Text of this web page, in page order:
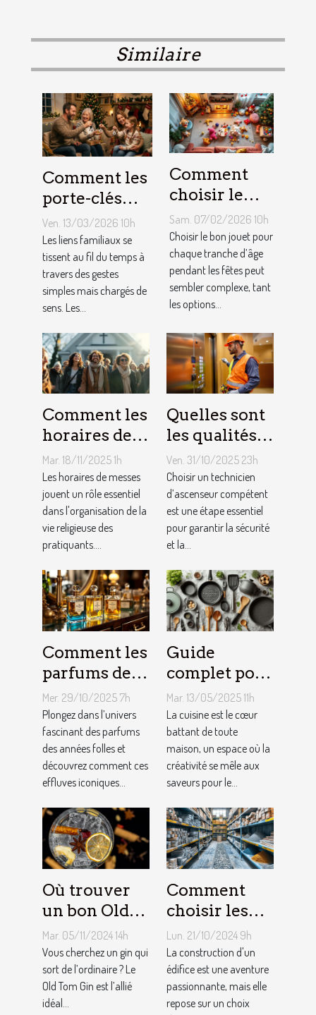
Similaire
Comment les
porte-clés
personnalisés
peuvent
renforcer les
liens
familiaux ?
Ven. 13/03/2026 10h
Les liens familiaux se
tissent au fil du temps à
travers des gestes
simples mais chargés de
sens. Les...
Comment
choisir le
jouet idéal
pour chaque
âge lors des
fêtes ?
Sam. 07/02/2026 10h
Choisir le bon jouet pour
chaque tranche d’âge
pendant les fêtes peut
sembler complexe, tant
les options...
Comment les
horaires de
messes
facilitent la
vie des
pratiquants ?
Mar. 18/11/2025 1h
Les horaires de messes
jouent un rôle essentiel
dans l'organisation de la
vie religieuse des
pratiquants....
Quelles sont
les qualités à
rechercher
chez un
technicien
d’ascenseur ?
Ven. 31/10/2025 23h
Choisir un technicien
d’ascenseur compétent
est une étape essentiel
pour garantir la sécurité
et la...
Comment les
parfums des
années folles
influencent-
ils la mode
moderne ?
Mer. 29/10/2025 7h
Plongez dans l’univers
fascinant des parfums
des années folles et
découvrez comment ces
effluves iconiques...
Guide
complet pour
choisir le
meilleur
équipement
de cuisine
Mar. 13/05/2025 11h
La cuisine est le cœur
battant de toute
maison, un espace où la
créativité se mêle aux
saveurs pour le...
Où trouver
un bon Old
Tom Gin
artisanal ?
Mar. 05/11/2024 14h
Vous cherchez un gin qui
sort de l’ordinaire ? Le
Old Tom Gin est l’allié
idéal...
Comment
choisir les
matériaux de
construction
adaptés à
votre projet
Lun. 21/10/2024 9h
La construction d'un
édifice est une aventure
passionnante, mais elle
repose sur un choix